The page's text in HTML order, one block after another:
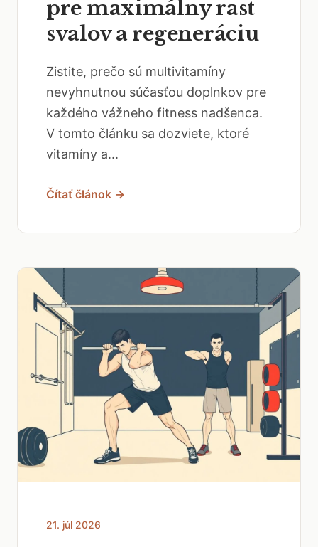
pre maximálny rast
svalov a regeneráciu
Zistite, prečo sú multivitamíny
nevyhnutnou súčasťou doplnkov pre
každého vážneho fitness nadšenca.
V tomto článku sa dozviete, ktoré
vitamíny a...
Čítať článok →
21. júl 2026